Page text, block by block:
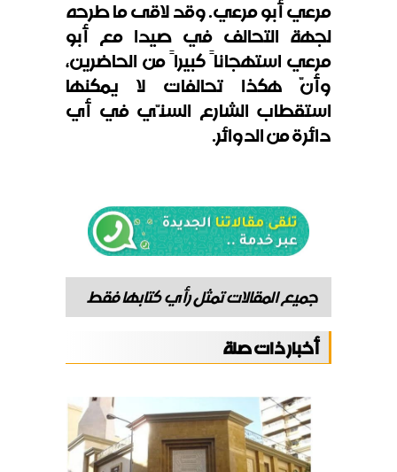
مرعي أبو مرعي. وقد لاقى ما طرحه
لجهة التحالف في صيدا مع أبو
مرعي استهجاناً كبيراً من الحاضرين،
وأنّ هكذا تحالفات لا يمكنها
استقطاب الشارع السنّي في أي
دائرة من الدوائر.
جميع المقالات تمثل رأي كتابها فقط
أخبار ذات صلة